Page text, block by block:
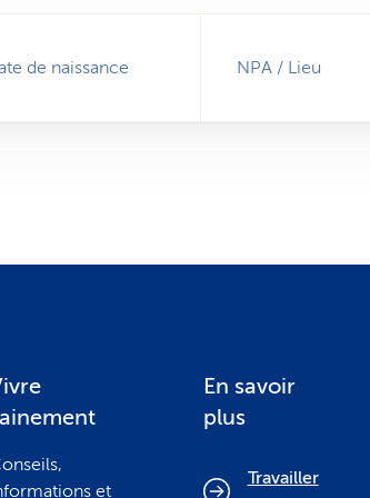
de naissance NPA / Lieu
et
En savoir
plus
Travailler